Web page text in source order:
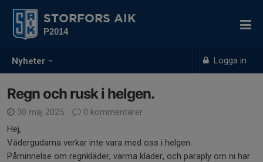
Nyheter Logga in
STORFORS AIK
P2014
Regn och rusk i helgen.
30 maj 2025
0 kommentarer
Hej,
Vädergudarna verkar inte vara med oss i helgen.
Påminnelse om regnkläder, varma kläder, och paraply om ni har